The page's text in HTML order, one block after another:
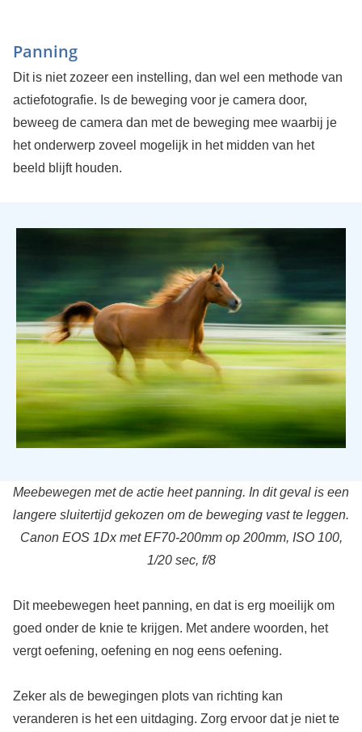
Panning
Dit is niet zozeer een instelling, dan wel een methode van
actiefotografie. Is de beweging voor je camera door,
beweeg de camera dan met de beweging mee waarbij je
het onderwerp zoveel mogelijk in het midden van het
beeld blijft houden.
Meebewegen met de actie heet panning. In dit geval is een
langere sluitertijd gekozen om de beweging vast te leggen.
Canon EOS 1Dx met EF70-200mm op 200mm, ISO 100,
1/20 sec, f/8
Dit meebewegen heet panning, en dat is erg moeilijk om
goed onder de knie te krijgen. Met andere woorden, het
vergt oefening, oefening en nog eens oefening.
Zeker als de bewegingen plots van richting kan
veranderen is het een uitdaging. Zorg ervoor dat je niet te